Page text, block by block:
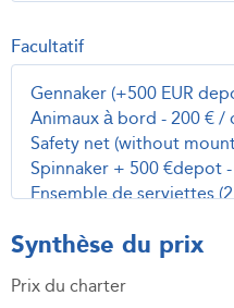
Facultatif
Synthèse du prix
Prix du charter